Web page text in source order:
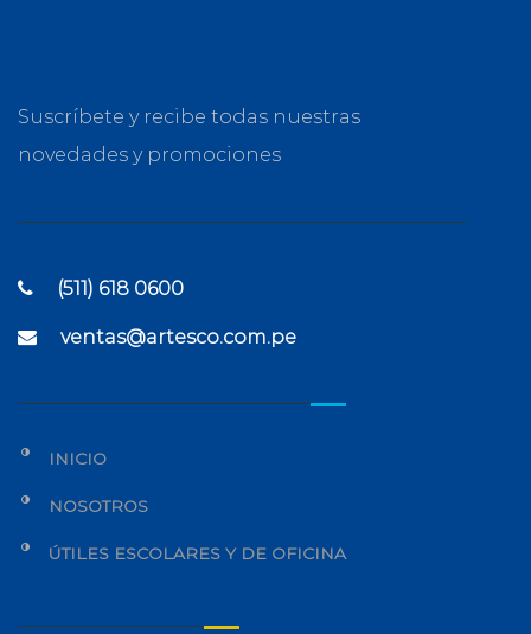
Suscríbete y recibe todas nuestras
novedades y promociones
(511) 618 0600
ventas@artesco.com.pe
INICIO
NOSOTROS
ÚTILES ESCOLARES Y DE OFICINA